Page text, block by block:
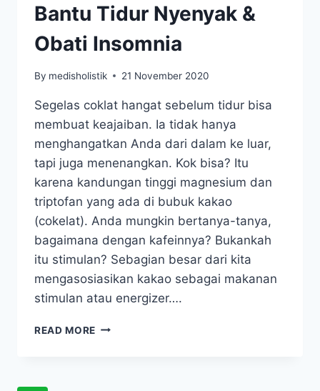
Bantu Tidur Nyenyak &
Obati Insomnia
By medisholistik 21 November 2020
Segelas coklat hangat sebelum tidur bisa
membuat keajaiban. Ia tidak hanya
menghangatkan Anda dari dalam ke luar,
tapi juga menenangkan. Kok bisa? Itu
karena kandungan tinggi magnesium dan
triptofan yang ada di bubuk kakao
(cokelat). Anda mungkin bertanya-tanya,
bagaimana dengan kafeinnya? Bukankah
itu stimulan? Sebagian besar dari kita
mengasosiasikan kakao sebagai makanan
stimulan atau energizer….
READ MORE MINUM